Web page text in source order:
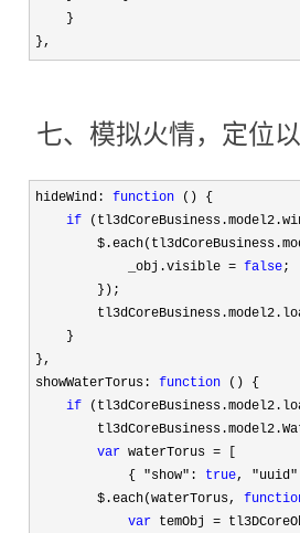
    }
},
七、模拟火情，定位
hideWind: function () {
if
            _obj.visible
= false;
        });
    }
},
showWaterTorus: function () {
if
var waterTorus =
            {
"show": true,
        $.each(waterTorus,
var temObj =